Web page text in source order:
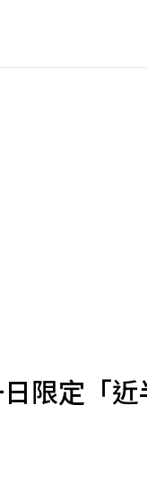
限定「